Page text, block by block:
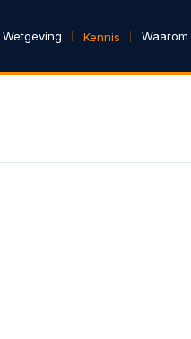
Wetgeving Kennis Waarom